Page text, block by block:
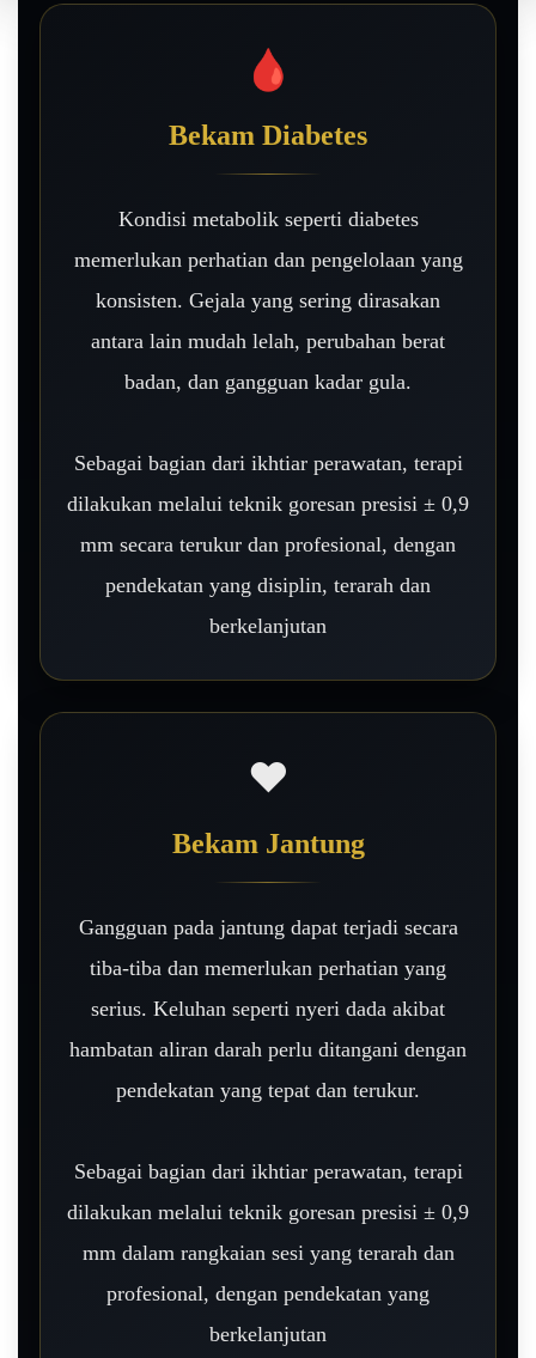
🩸
Bekam Diabetes
Kondisi metabolik seperti diabetes
memerlukan perhatian dan pengelolaan yang
konsisten. Gejala yang sering dirasakan
antara lain mudah lelah, perubahan berat
badan, dan gangguan kadar gula.
Sebagai bagian dari ikhtiar perawatan, terapi
dilakukan melalui teknik goresan presisi ± 0,9
mm secara terukur dan profesional, dengan
pendekatan yang disiplin, terarah dan
berkelanjutan
❤️
Bekam Jantung
Gangguan pada jantung dapat terjadi secara
tiba-tiba dan memerlukan perhatian yang
serius. Keluhan seperti nyeri dada akibat
hambatan aliran darah perlu ditangani dengan
pendekatan yang tepat dan terukur.
Sebagai bagian dari ikhtiar perawatan, terapi
dilakukan melalui teknik goresan presisi ± 0,9
mm dalam rangkaian sesi yang terarah dan
profesional, dengan pendekatan yang
berkelanjutan